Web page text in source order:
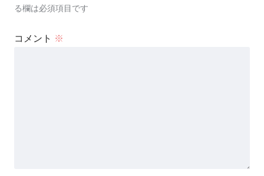
る欄は必須項目です
コメント ※